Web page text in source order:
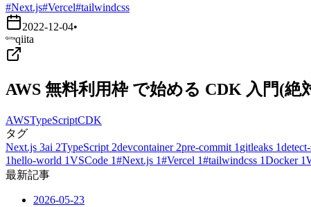
#Next.js#Vercel#tailwindcss
2022-12-04•
qiita
AWS 無料利用枠 で始める CDK 入門(絶
AWSTypeScriptCDK
タグ
Next.js 3ai 2TypeScript 2devcontainer 2pre-commit 1 gitleaks 1
1hello-world 1VSCode 1#Next.js 1#Vercel 1#tailwindcss 1Docker 1
最新記事
2026-05-23